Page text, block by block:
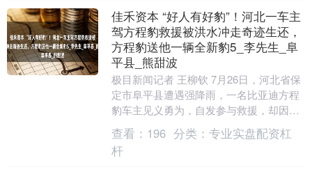
佳禾资本 “好人有好豹”！河北一车主
驾方程豹救援被洪水冲走奇迹生还，
方程豹送他一辆全新豹5_李先生_阜
平县_熊甜波
极目新闻记者 王柳钦 7月26日，河北省保
定市阜平县遭遇强降雨，一名比亚迪方程
豹车主见义勇为，自发参与救援，却因水
势太大遇险，最终脱困成功。7月27日，
方程豹总....
查看： 196 分类： 专业实盘配资杠
杆